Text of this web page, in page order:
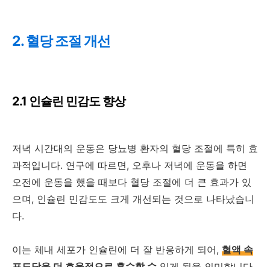
2. 혈당 조절 개선
2.1 인슐린 민감도 향상
저녁 시간대의 운동은 당뇨병 환자의 혈당 조절에 특히 효
과적입니다. 연구에 따르면, 오후나 저녁에 운동을 하면
오전에 운동을 했을 때보다 혈당 조절에 더 큰 효과가 있
으며, 인슐린 민감도도 크게 개선되는 것으로 나타났습니
다.
이는 체내 세포가 인슐린에 더 잘 반응하게 되어, 혈액 속